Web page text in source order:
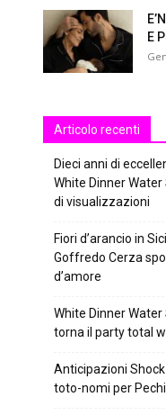
E
Articolo recenti
Dieci anni di
White Dinner
di visualizzazioni
Fiori d’arancio in
Goffredo Cerza
d’amore
White Dinner Water
torna il party total
Anticipazioni Shock
toto-nomi per